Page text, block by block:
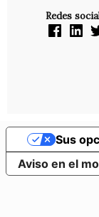
Redes
Aviso en el
Sus